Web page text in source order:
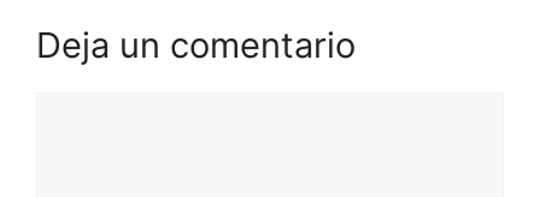
Deja un comentario